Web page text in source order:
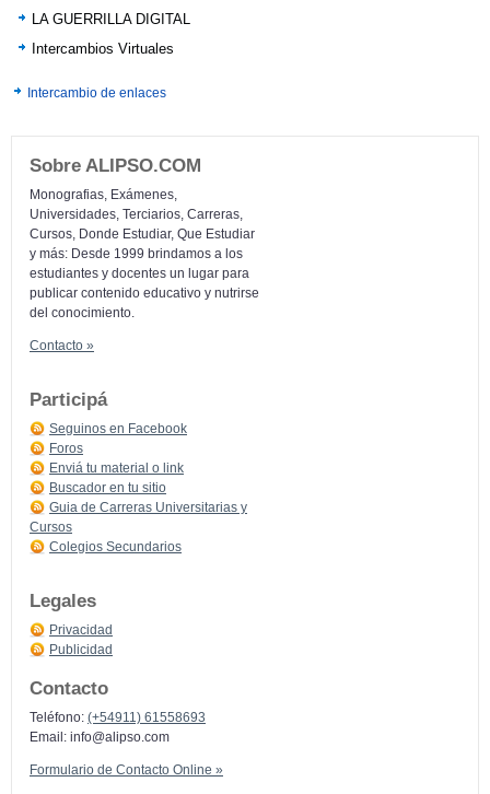
LA GUERRILLA DIGITAL
Intercambios Virtuales
Intercambio de enlaces
Sobre ALIPSO.COM
Monografias, Exámenes,
Universidades, Terciarios, Carreras,
Cursos, Donde Estudiar, Que Estudiar
y más: Desde 1999 brindamos a los
estudiantes y docentes un lugar para
publicar contenido educativo y nutrirse
del conocimiento.
Contacto »
Participá
Seguinos en Facebook
Foros
Enviá tu material o link
Buscador en tu sitio
Guia de Carreras Universitarias y
Cursos
Colegios Secundarios
Legales
Privacidad
Publicidad
Contacto
Teléfono: (+54911) 61558693
Email: info@alipso.com
Formulario de Contacto Online »